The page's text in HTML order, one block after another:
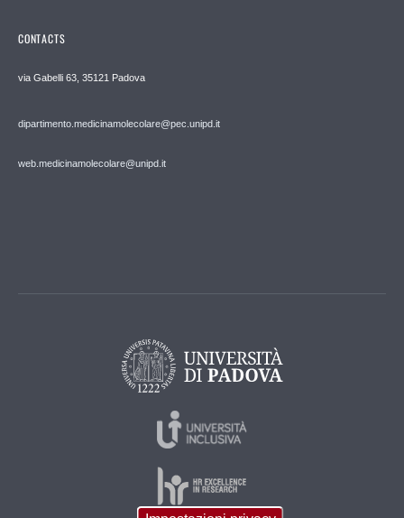
CONTACTS
via Gabelli 63, 35121 Padova
dipartimento.medicinamolecolare@pec.unipd.it
web.medicinamolecolare@unipd.it